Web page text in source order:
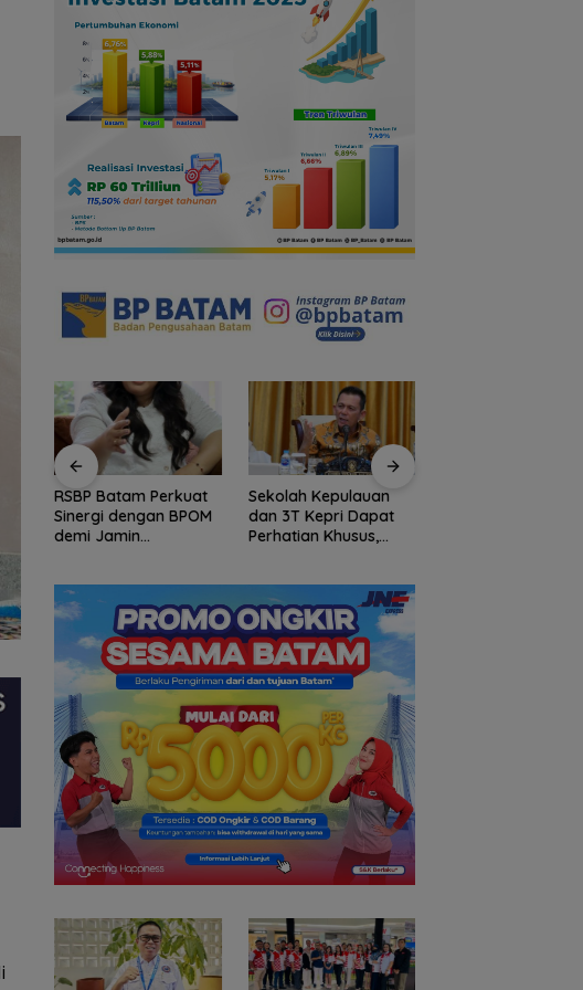
Sekolah Kepulauan
dan 3T Kepri Dapat
Perhatian Khusus,
Arogansi Jakarta di
Beranda Negeri:
Catatan dari
Batam